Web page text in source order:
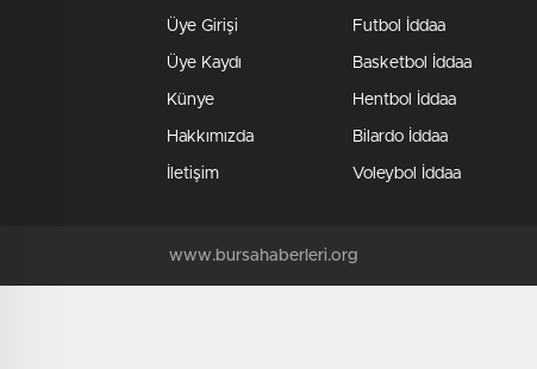
Üye Girişi
Üye Kaydı
Künye
Hakkımızda
İletişim
Futbol İddaa
Basketbol İddaa
Hentbol İddaa
Bilardo İddaa
Voleybol İddaa
www.bursahaberleri.org